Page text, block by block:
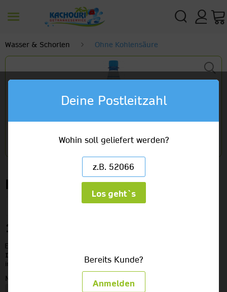
Wasser & Schorlen Ohne Kohlensäure
Rheinfels Quelle Naturelle
12 x 0,75l PET
11,49 €
EINWEG
Inhalt:
8.4 Liter (1,37 € / 1 Liter)
inkl. MwSt.
zzgl. Versandkosten
Menge:
Deine Postleitzahl
Wohin soll geliefert werden?
Los geht`s
Bereits Kunde?
Anmelden